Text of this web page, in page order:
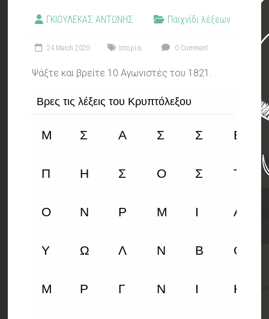
ΓΚΙΟΥΛΕΚΑΣ ΑΝΤΩΝΗΣ Παιχνίδι λέξεων
24 March 2020 Ιστορία 0 Comment
Ψάξτε και βρείτε 10 Αγωνιστές του 1821.